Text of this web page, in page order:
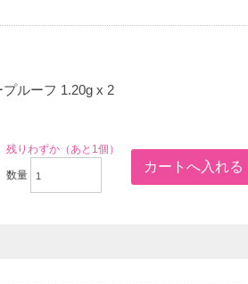
ルーフ 1.20g x 2
残りわずか（あと1個）
数量